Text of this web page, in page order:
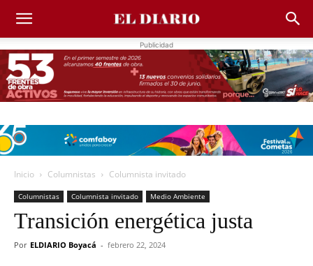
Publicidad
Inicio Columnistas Columnista invitado
Columnistas Columnista invitado Medio Ambiente
Transición energética justa
Por ELDIARIO Boyacá - febrero 22, 2024